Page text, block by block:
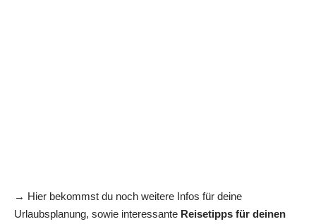
→ Hier bekommst du noch weitere Infos für deine
Urlaubsplanung, sowie interessante Reisetipps für deinen